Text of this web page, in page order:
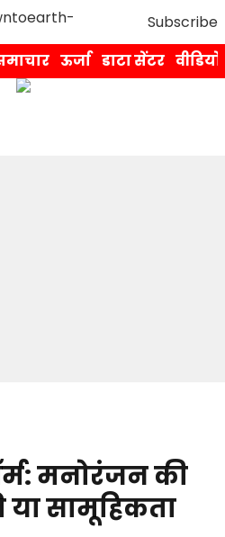
Subscribe
ऊर्जा डाटा सेंटर वीडियो
मनोरंजन की
या सामूहिकता